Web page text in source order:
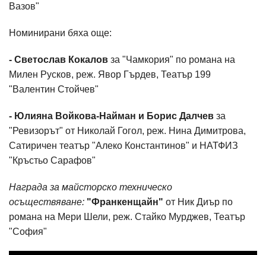
Вазов"
Номинирани бяха още:
- Светослав Кокалов за "Чамкория" по романа на
Милен Русков, реж. Явор Гърдев, Театър 199
"Валентин Стойчев"
- Юлияна Войкова-Найман и Борис Далчев за
"Ревизорът" от Николай Гогол, реж. Нина Димитрова,
Сатиричен театър "Алеко Константинов" и НАТФИЗ
"Кръстьо Сарафов"
Награда за майсторско техническо
осъществяване: "Франкенщайн" от Ник Диър по
романа на Мери Шели, реж. Стайко Мурджев, Театър
"София"